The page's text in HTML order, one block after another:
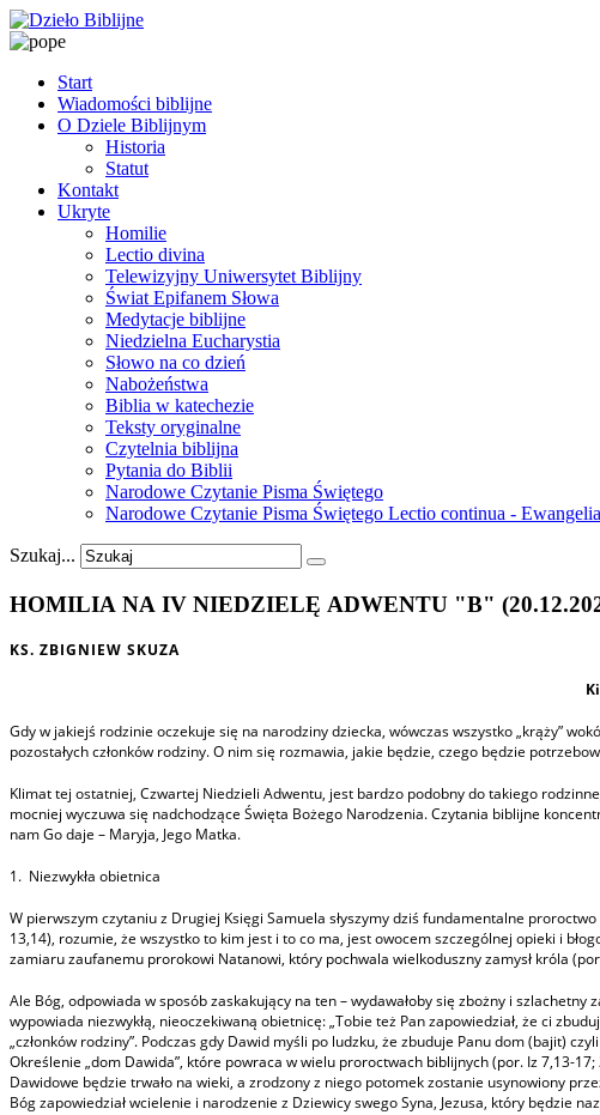
Start
Wiadomości biblijne
O Dziele Biblijnym
Historia
Statut
Kontakt
Ukryte
Homilie
Lectio divina
Telewizyjny Uniwersytet Biblijny
Świat Epifanem Słowa
Medytacje biblijne
Niedzielna Eucharystia
Słowo na co dzień
Nabożeństwa
Biblia w katechezie
Teksty oryginalne
Czytelnia biblijna
Pytania do Biblii
Narodowe Czytanie Pisma Świętego
Narodowe Czytanie Pisma Świętego Lectio continua -
Szukaj...
HOMILIA NA IV NIEDZIELĘ ADWENTU "B"
KS. ZBIGNIEW SKUZA
Gdy w jakiejś rodzinie oczekuje się na narodziny dziecka, wówczas wszystko „krąży”
pozostałych członków rodziny. O nim się rozmawia, jakie będzie, czego będzie
Klimat tej ostatniej, Czwartej Niedzieli Adwentu, jest bardzo podobny do takiego
mocniej wyczuwa się nadchodzące Święta Bożego Narodzenia. Czytania biblijne
nam Go daje – Maryja, Jego Matka.
1. Niezwykła obietnica
W pierwszym czytaniu z Drugiej Księgi Samuela słyszymy dziś fundamentalne
13,14), rozumie, że wszystko to kim jest i to co ma, jest owocem szczególnej opieki i
zamiaru zaufanemu prorokowi Natanowi, który pochwala wielkoduszny zamysł króla
Ale Bóg, odpowiada w sposób zaskakujący na ten – wydawałoby się zbożny i
wypowiada niezwykłą, nieoczekiwaną obietnicę: „Tobie też Pan zapowiedział, że ci
„członków rodziny”. Podczas gdy Dawid myśli po ludzku, że zbuduje Panu dom (bajit)
Określenie „dom Dawida”, które powraca w wielu proroctwach biblijnych (por. Iz 7,13-
Dawidowe będzie trwało na wieki, a zrodzony z niego potomek zostanie usynowiony
Bóg zapowiedział wcielenie i narodzenie z Dziewicy swego Syna, Jezusa, który będzie